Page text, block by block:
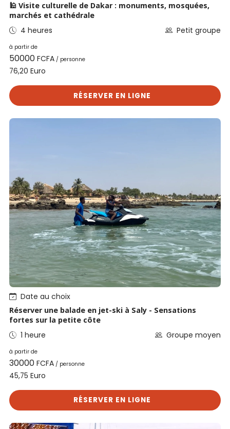
🕌 Visite culturelle de Dakar : monuments, mosquées,
marchés et cathédrale
4 heures Petit groupe
à partir de
50000FCFA / personne
76,20Euro
RÉSERVER EN LIGNE
Date au choix
Réserver une balade en jet-ski à Saly - Sensations
fortes sur la petite côte
1 heure Groupe moyen
à partir de
30000FCFA / personne
45,75Euro
RÉSERVER EN LIGNE